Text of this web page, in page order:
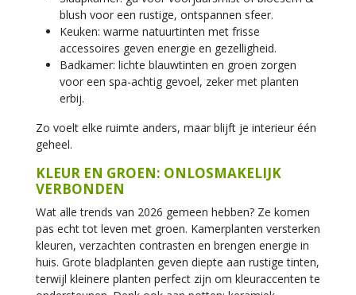
blush voor een rustige, ontspannen sfeer.
Keuken: warme natuurtinten met frisse
accessoires geven energie en gezelligheid.
Badkamer: lichte blauwtinten en groen zorgen
voor een spa-achtig gevoel, zeker met planten
erbij.
Zo voelt elke ruimte anders, maar blijft je interieur één
geheel.
KLEUR EN GROEN: ONLOSMAKELIJK
VERBONDEN
Wat alle trends van 2026 gemeen hebben? Ze komen
pas echt tot leven met groen. Kamerplanten versterken
kleuren, verzachten contrasten en brengen energie in
huis. Grote bladplanten geven diepte aan rustige tinten,
terwijl kleinere planten perfect zijn om kleuraccenten te